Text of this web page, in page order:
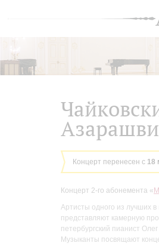
Концерт перенесен с 18
Концерт 2-го абонемента «
Артисты одного из лучших
представляют камерную
петербургский пианист
Музыканты посвящают